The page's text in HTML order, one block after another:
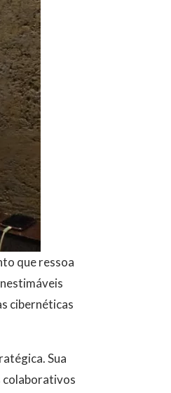
que ressoa
cibernéticas
Sua
colaborativos